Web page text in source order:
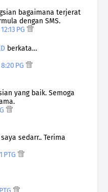
bagaimana terjerat
dengan SMS.
PG
berkata…
PG
yang baik. Semoga
sedarr.. Terima
PTG